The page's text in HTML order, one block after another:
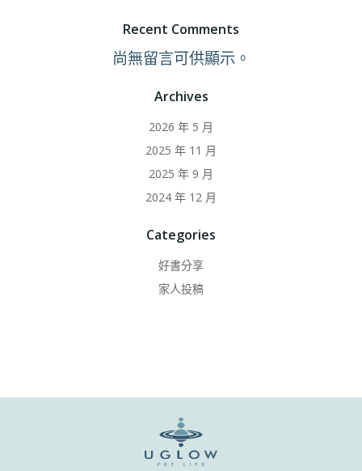
Recent Comments
尚無留言可供顯示。
Archives
2026 年 5 月
2025 年 11 月
2025 年 9 月
2024 年 12 月
Categories
好書分享
家人投稿